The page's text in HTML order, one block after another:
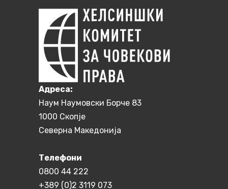
Aдреса:
Наум Наумовски Борче 83
1000 Скопје
Северна Македонија
Телефони
0800 44 222
+389 (0)2 3119 073